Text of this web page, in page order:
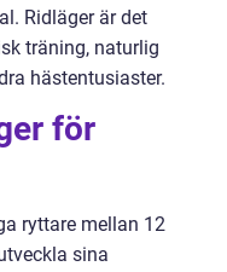
Ridläger är det
träning, naturlig
hästentusiaster.
för
ryttare mellan 12
sina